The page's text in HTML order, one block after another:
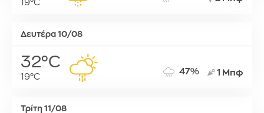
19°C
Δευτέρα 10/08
32°C
19°C
47% 1 Μπφ
Τρίτη 11/08